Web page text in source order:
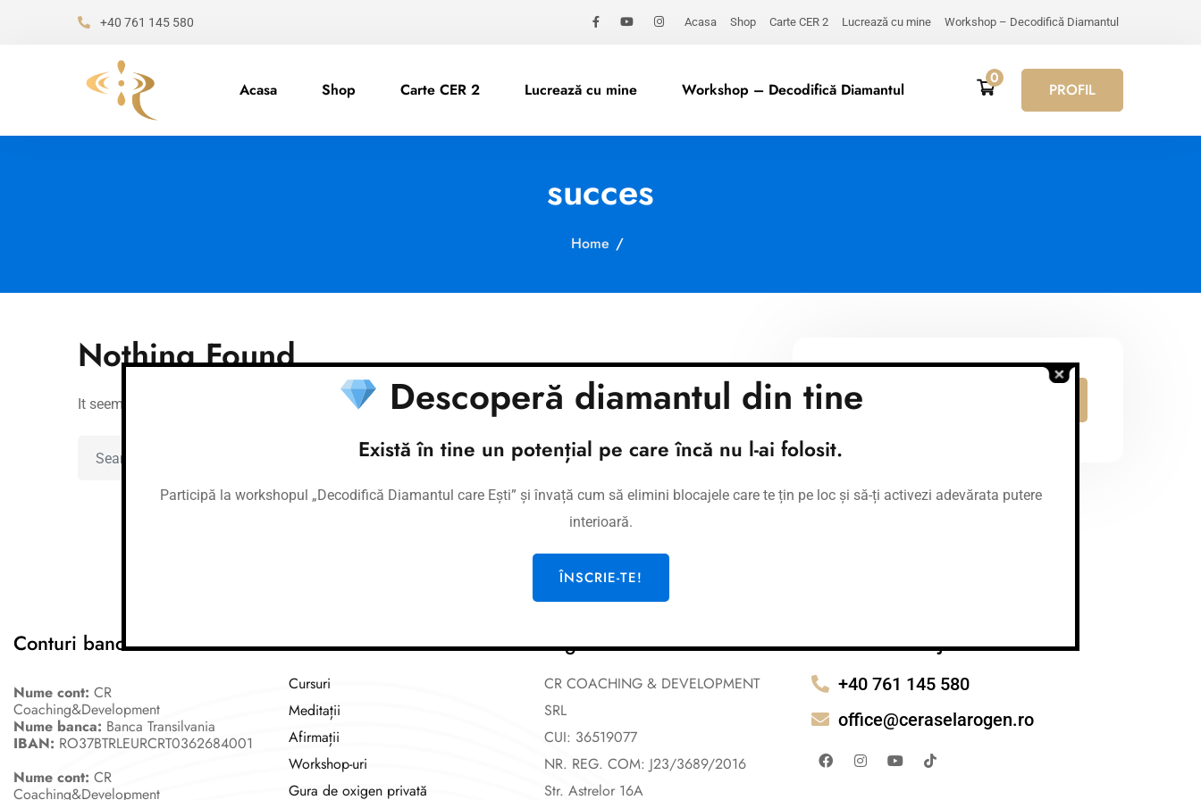
+40 761 145 580 Acasa Shop Carte CER 2 Lucrează cu mine Workshop – Decodifică Diamantul
Acasa Shop Carte CER 2 Lucrează cu mine Workshop – Decodifică Diamantul
0
PROFIL
succes
Home /
Nothing Found
It seems we can't find what you're looking for. Perhaps searching can help.
Conturi bancare
Nume cont: CR
Coaching&Development
Nume banca: Banca Transilvania
IBAN: RO37BTRLEURCRT0362684001
Nume cont: CR
Coaching&Development
Link-uri utile
Cursuri
Meditații
Afirmații
Workshop-uri
Gura de oxigen privată
Legal
CR COACHING & DEVELOPMENT
SRL
CUI: 36519077
NR. REG. COM: J23/3689/2016
Str. Astrelor 16A
Ai nevoie de ajutor?
+40 761 145 580
office@ceraselarogen.ro
Descoperă diamantul din tine
Există în tine un potențial pe care încă nu l-ai folosit.
Participă la workshopul „Decodifică Diamantul care Ești” și învață cum să elimini blocajele care te țin pe loc și să-ți activezi adevărata putere
interioară.
ÎNSCRIE-TE!